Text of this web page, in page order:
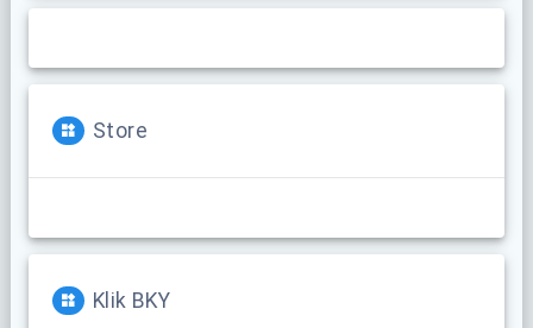
Store
Klik BKY